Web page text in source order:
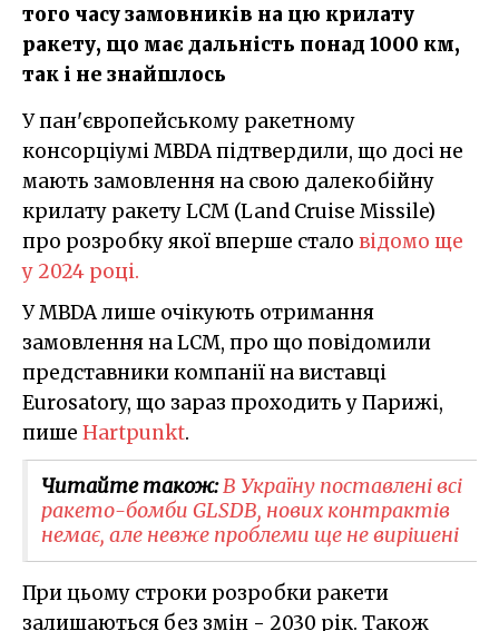
того часу замовників на цю крилату
ракету, що має дальність понад 1000 км,
так і не знайшлось
У пан'європейському ракетному
консорціумі MBDA підтвердили, що досі не
мають замовлення на свою далекобійну
крилату ракету LCM (Land Cruise Missile)
про розробку якої вперше стало відомо ще
у 2024 році.
У MBDA лише очікують отримання
замовлення на LCM, про що повідомили
представники компанії на виставці
Eurosatory, що зараз проходить у Парижі,
пише Hartpunkt.
Читайте також:В Україну поставлені всі
ракето-бомби GLSDB, нових контрактів
немає, але невже проблеми ще не вирішені
При цьому строки розробки ракети
залишаються без змін - 2030 рік. Також